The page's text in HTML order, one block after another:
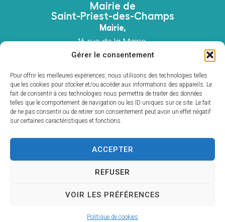
Gérer le consentement
Pour offrir les meilleures expériences, nous utilisons des technologies telles
que les cookies pour stocker et/ou accéder aux informations des appareils. Le
fait de consentir à ces technologies nous permettra de traiter des données
telles que le comportement de navigation ou les ID uniques sur ce site. Le fait
de ne pas consentir ou de retirer son consentement peut avoir un effet négatif
sur certaines caractéristiques et fonctions.
ACCEPTER
REFUSER
VOIR LES PRÉFÉRENCES
Politique de cookies
Mairie de
Saint-Priest-des-Champs
Mairie,
16 rue de la Mairie,
63640 Saint-Priest-des-Champs
Contacter la mairie
Horaires d'ouverture Mairie
Du lundi au vendredi : 8h30 à 12h00 et 13h00 à
17h30 et lesamedi: 9h00 à 12h00
lundi au vendredi: 8h30 à 12h00 et 13h00 à
16h00 et lesamedi: 9h00 à 11h00
AccessibilitéMentions légalesPlan du site
© 2026 - Site internet Utopia, agence web